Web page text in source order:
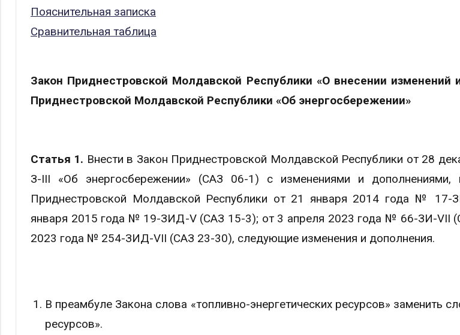
Пояснительная записка
Сравнительная таблица
Закон Приднестровской Молдавской Республики «О внесении изменений
Приднестровской Молдавской Республики «Об энергосбережении»
Статья 1. Внести в Закон Приднестровской Молдавской Республики от 28
З-III «Об энергосбережении» (САЗ 06-1) с изменениями и дополнениями,
Приднестровской Молдавской Республики от 21 января 2014 года №
января 2015 года № 19-ЗИД-V (САЗ 15-3); от 3 апреля 2023 года № 66-ЗИ-VII
2023 года № 254-ЗИД-VII (САЗ 23-30), следующие изменения и дополнения.
В преамбуле Закона слова «топливно-энергетических ресурсов» заменить
ресурсов».